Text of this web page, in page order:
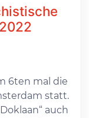
6ten mal die
statt.
auch